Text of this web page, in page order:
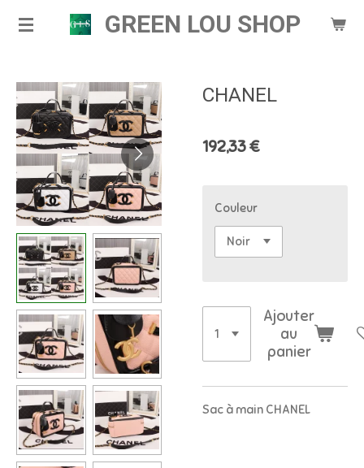
Passer
principal
GREEN LOU SHOP
CHANEL
192,33 €
Couleur
Ajouter
au
panier
Sac à main CHANEL